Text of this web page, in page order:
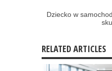
Dziecko w
RELATED ARTICLES